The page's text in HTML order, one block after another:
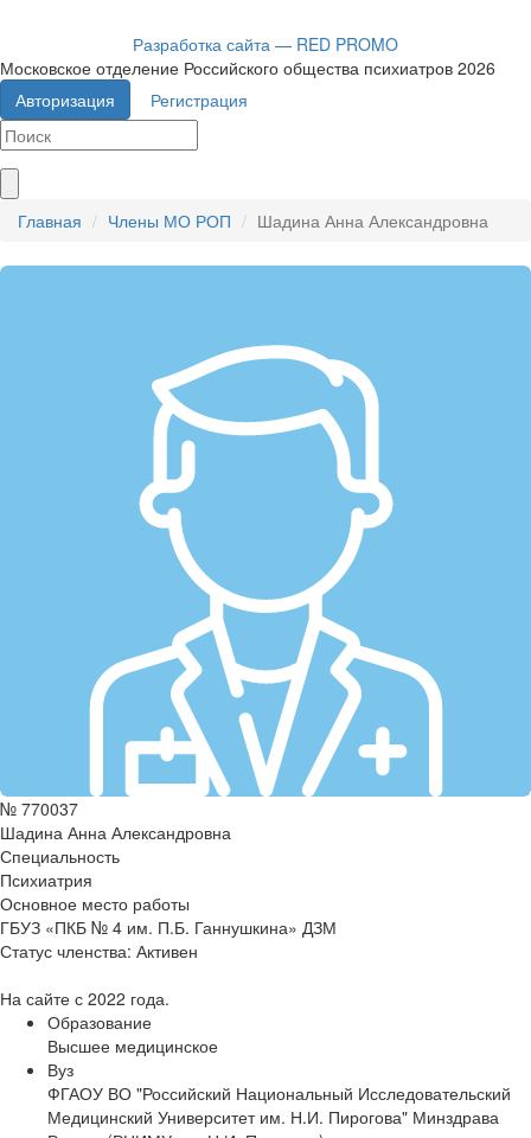
Разработка сайта — RED PROMO
Московское отделение Российского общества психиатров 2026
Авторизация
Регистрация
Главная Члены МО РОП Шадина Анна Александровна
№ 770037
Шадина Анна Александровна
Специальность
Психиатрия
Основное место работы
ГБУЗ «ПКБ № 4 им. П.Б. Ганнушкина» ДЗМ
Статус членства: Активен
На сайте с 2022 года.
Образование
Высшее медицинское
Вуз
ФГАОУ ВО "Российский Национальный Исследовательский
Медицинский Университет им. Н.И. Пирогова" Минздрава